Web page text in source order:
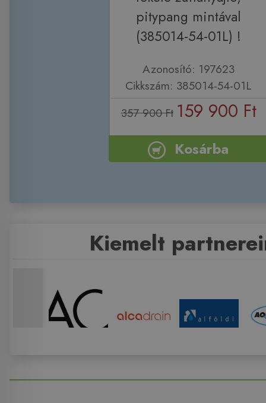
pitypang mintával
(385014-54-01L) !
Azonosító: 197623
Cikkszám: 385014-54-01L
357 900 Ft 159 900 Ft
Kosárba
Kiemelt